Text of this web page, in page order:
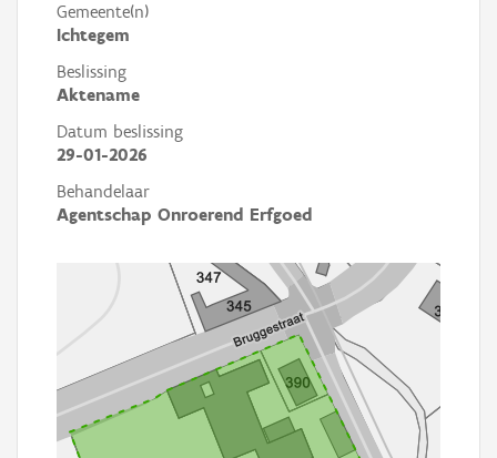
Gemeente(n)
Ichtegem
Beslissing
Aktename
Datum beslissing
29-01-2026
Behandelaar
Agentschap Onroerend Erfgoed